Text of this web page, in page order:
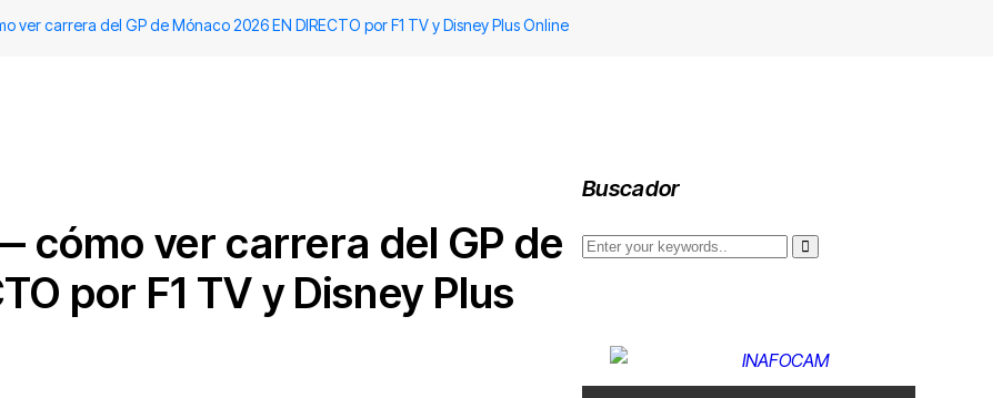
ver carrera del GP de Mónaco 2026 EN DIRECTO por F1 TV y Disney Plus Online
cómo ver carrera del GP de
por F1 TV y Disney Plus
Buscador